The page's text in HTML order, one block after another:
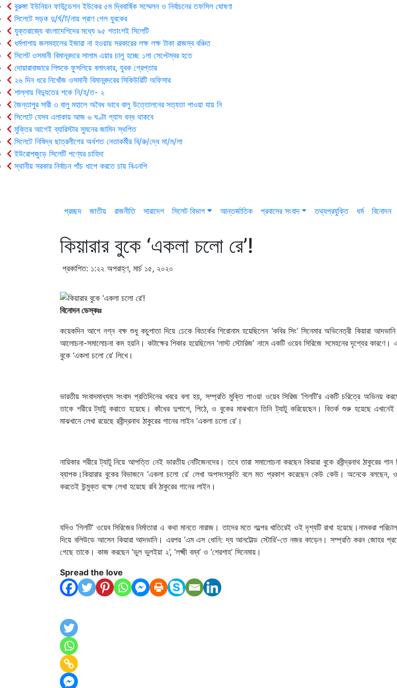
বুরুঙ্গা ইউনিয়ন ফাউন্ডেশন ইউকের ৫ম দ্বিবার্ষিক সম্মেলন ও নির্বাচনের তফসিল ঘোষণা
সিলেটে সড়ক দু/র্ঘ/ট/নায় প্রাণ গেল যুবকের
যুক্তরাজ্যে বাংলাদেশিদের মধ্যে ৯৫ শতাংশই সিলেটি
ধর্মপাশায় জলমহালের ইজারা না হওয়ায় সরকারের লক্ষ লক্ষ টাকা রাজস্ব বঞ্চিত
সিলেট ওসমানী বিমানবন্দরে সালাম এয়ার চালু হচ্ছে ১লা সেপ্টেম্বর হতে
দোয়ারাবাজারে শিশুকে ফুসলিয়ে বলাৎকার, যুবক গ্রেপ্তার
২৬ দিন ধরে নিখোঁজ ওসমানী বিমানবন্দরের সিকিউরিটি অফিসার
শাল্লায় বিদ্যুতের শকে নি/হ/ত- ২
জৈন্তাপুর সারী ৩ বালু মহালে অবৈধ ভাবে বালু উত্তোলনের সত্যতা পাওয়া যায় নি
সিলেটে যেসব এলাকায় আজ ৬ ঘণ্টা গ্যাস বন্ধ থাকবে
মুক্তির আগেই ব্যারিস্টার সুমনের জামিন স্থগিত
সিলেটে নিষিদ্ধ ছাত্রলীগের অর্ধশত নেতাকর্মীর বি/রু/দ্ধে মা/ম/লা
ইউরোপজুড়ে সিলেটি পণ্যের চাহিদা
স্থানীয় সরকার নির্বাচন পাঁচ ধাপে করতে চায় বিএনপি
প্রচ্ছদ জাতীয় রাজনীতি সারাদেশ সিলেট বিভাগ আন্তর্জাতিক প্রবাসের সংবাদ তথ্যপ্রযুক্তি ধর্ম বিনোদন
কিয়ারার বুকে ‘একলা চলো রে’!
প্রকাশিত: ১:২২ অপরাহ্ণ, মার্চ ১৫, ২০২০
বিনোদন ডেস্কঃঃ
কয়েকদিন আগে নগ্ন বক্ষ শুধু কচুপাতা দিয়ে ঢেকে বিতর্কের শিরোনাম হয়েছিলেন ‘কবির সিং’ সিনেমার অভিনেত্রী কিয়ারা
আলোচনা-সমালোচনা কম হয়নি। কটাক্ষের শিকার হয়েছিলেন ‘লাস্ট স্টোরিজ’ নামে একটি ওয়েব সিরিজে সমেহনের দৃশ্যের কারণে।
বুকে ‘একলা চলো রে’ লিখে।
ভারতীয় সংবাদমাধ্যম সংবাদ প্রতিদিনের খবরে বলা হয়, সম্প্রতি মুক্তি পাওয়া ওয়েব সিরিজ ‘গিলটি’র একটি চরিত্রে অভিনয়
তাকে শরীরে ট্যাটু করাতে হয়েছে। কাঁধের দুপাশে, পিঠে, ও বুকের মাঝখানে তিনি ট্যাটু করিয়েছেন। বিতর্ক শুরু হয়েছে
মাঝখানে লেখা রয়েছে রবীন্দ্রনাথ ঠাকুরের গানের লাইন ‘একলা চলো রে’।
নায়িকার শরীরে ট্যাটু নিয়ে আপত্তি নেই ভারতীয় নেটিজেনদের। তবে তারা সমালোচনা করছেন কিয়ারা বুকে রবীন্দ্রনাথ ঠাকুরের
ব্যাপক।কিয়ারার বুকের বিভাজনে ‘একলা চলো রে’ লেখা অপসংস্কৃতি বলে মত প্রকাশ করেছেন কেউ কেউ। অনেকে বলছেন,
করতেই উন্মুক্ত বক্ষে লেখা হয়েছে রবি ঠাকুরের গানের লাইন।
যদিও ‘গিলটি’ ওয়েব সিরিজের নির্মাতারা এ কথা মানতে নারাজ। তাদের মতে গল্পের খাতিরেই ওই দৃশ্যটি রাখা হয়েছে।নামকরা
দিয়ে বলিউডে আসেন কিয়ারা আদভানি। এরপর ‘এম এস ধোনি: দ্য আনটোল্ড স্টোরি’-তে নজর কাড়েন। সম্প্রতি করন জোহর
গেছে তাকে। কাজ করছেন ‘ভুল ভুলইয়া ২’, ‘লক্ষ্মী বম্ব’ ও ‘শেরশাহ’ সিনেমায়।
Spread the love